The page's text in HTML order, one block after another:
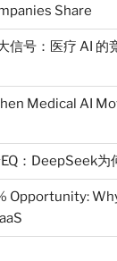
Share
信号：医疗 AI 的
Medical AI
：DeepSeek为
Opportunity: